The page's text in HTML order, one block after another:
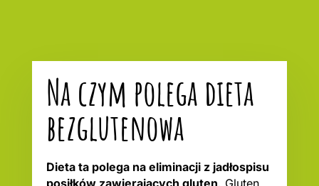
Na czym polega dieta
bezglutenowa
Dieta ta polega na eliminacji z jadłospisu